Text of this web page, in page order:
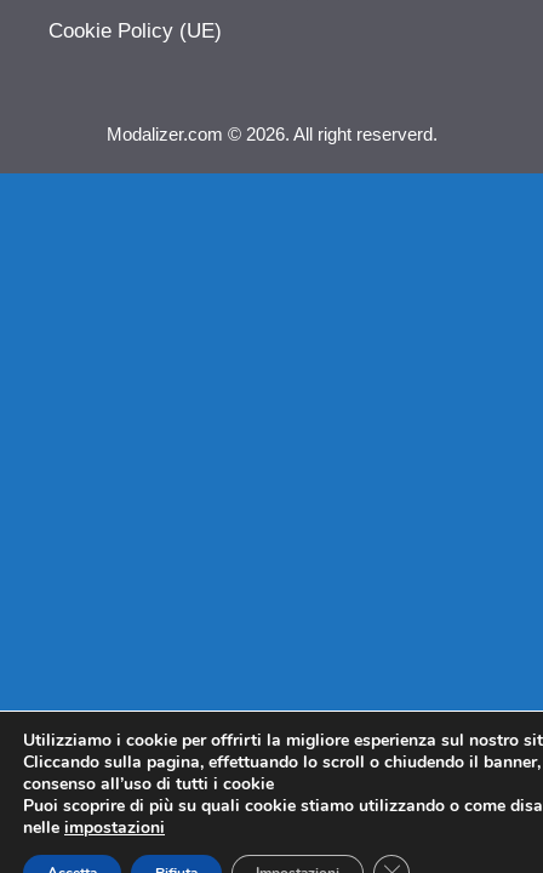
Cookie Policy (UE)
Modalizer.com © 2026. All right reserverd.
Utilizziamo i cookie per offrirti la migliore esperienza sul nostro
Cliccando sulla pagina, effettuando lo scroll o chiudendo il
consenso all’uso di tutti i cookie
Puoi scoprire di più su quali cookie stiamo utilizzando o come
nelle impostazioni
CLOSE GDPR